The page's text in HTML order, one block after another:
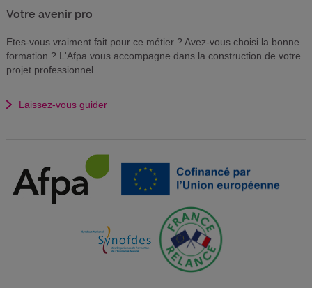
Votre avenir pro
Etes-vous vraiment fait pour ce métier ? Avez-vous choisi la bonne
formation ? L'Afpa vous accompagne dans la construction de votre
projet professionnel
Laissez-vous guider